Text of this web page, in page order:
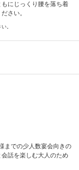
にじっくり腰を落ち着
さい。
。
までの少人数宴会向きの
話を楽しむ大人のため